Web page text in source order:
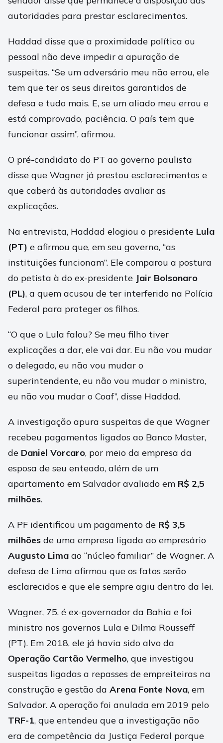
autoridades para prestar esclarecimentos.
Haddad disse que a proximidade política ou
pessoal não deve impedir a apuração de
suspeitas. “Se um adversário meu não errou, ele
tem que ter os seus direitos garantidos de
defesa e tudo mais. E, se um aliado meu errou e
está comprovado, paciência. O país tem que
funcionar assim”, afirmou.
O pré-candidato do PT ao governo paulista
disse que Wagner já prestou esclarecimentos e
que caberá às autoridades avaliar as
explicações.
Na entrevista, Haddad elogiou o presidente Lula
(PT) e afirmou que, em seu governo, “as
instituições funcionam”. Ele comparou a postura
do petista à do ex-presidente Jair Bolsonaro
(PL), a quem acusou de ter interferido na Polícia
Federal para proteger os filhos.
“O que o Lula falou? Se meu filho tiver
explicações a dar, ele vai dar. Eu não vou mudar
o delegado, eu não vou mudar o
superintendente, eu não vou mudar o ministro,
eu não vou mudar o Coaf”, disse Haddad.
A investigação apura suspeitas de que Wagner
recebeu pagamentos ligados ao Banco Master,
de Daniel Vorcaro, por meio da empresa da
esposa de seu enteado, além de um
apartamento em Salvador avaliado em R$ 2,5
milhões.
A PF identificou um pagamento de R$ 3,5
milhões de uma empresa ligada ao empresário
Augusto Lima ao “núcleo familiar” de Wagner. A
defesa de Lima afirmou que os fatos serão
esclarecidos e que ele sempre agiu dentro da lei.
Wagner, 75, é ex-governador da Bahia e foi
ministro nos governos Lula e Dilma Rousseff
(PT). Em 2018, ele já havia sido alvo da
Operação Cartão Vermelho, que investigou
suspeitas ligadas a repasses de empreiteiras na
construção e gestão da Arena Fonte Nova, em
Salvador. A operação foi anulada em 2019 pelo
TRF-1, que entendeu que a investigação não
era de competência da Justiça Federal porque